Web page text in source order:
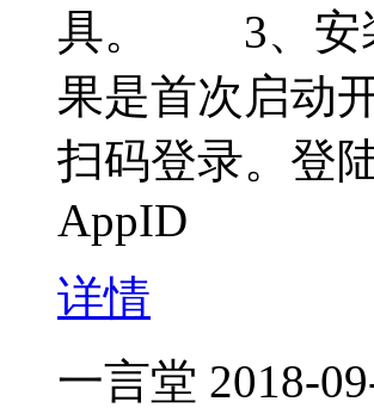
具。 3、安装
果是首次启动
扫码登录。登
AppID
详情
一言堂 2018-